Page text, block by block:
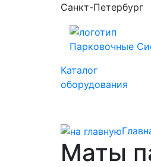
Санкт-Петербург
Парковочные
Каталог
оборудования
Маты